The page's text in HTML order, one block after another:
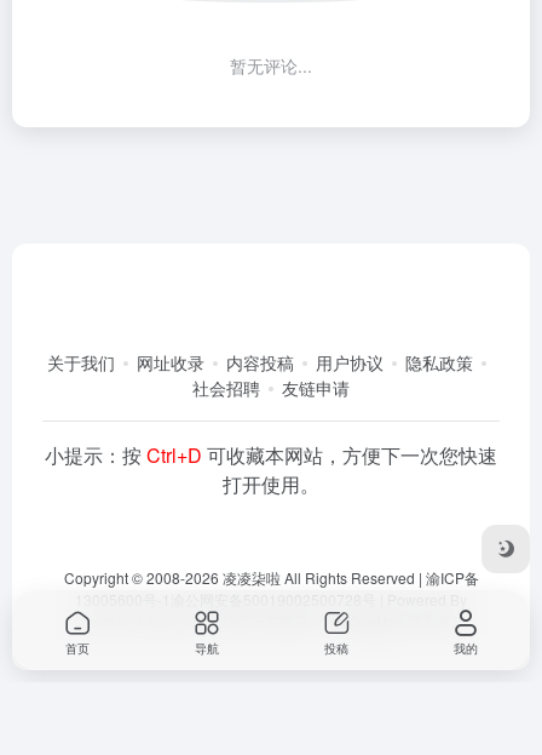
暂无评论...
关于我们 网址收录 内容投稿 用户协议
隐私政策
社会招聘
友链申请
小提示：按Ctrl+D 可收藏本网站，方便下一次您快速
打开使用。
Copyright © 2008-2026 凌凌柒啦 All Rights Reserved | 渝ICP备
Dlaoo.Inc
Awalab| 本站运行在 由OneNav 强力驱动
首页 导航 投稿 我的